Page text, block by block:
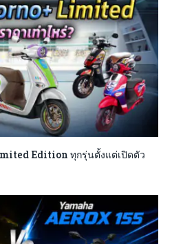
Edition ทุกรุ่นตั้งแต่เปิดตัว